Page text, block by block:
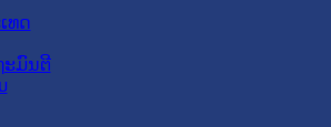
ທດ
ະມົນຕີ